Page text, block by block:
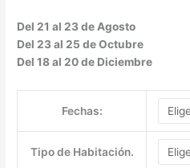
Del 21 al 23 de Agosto
Del 23 al 25 de Octubre
Del 18 al 20 de Diciembre
Fechas:
Tipo de Habitación.